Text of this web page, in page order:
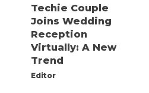
Techie Couple
Joins Wedding
Reception
Virtually: A New
Trend
Editor